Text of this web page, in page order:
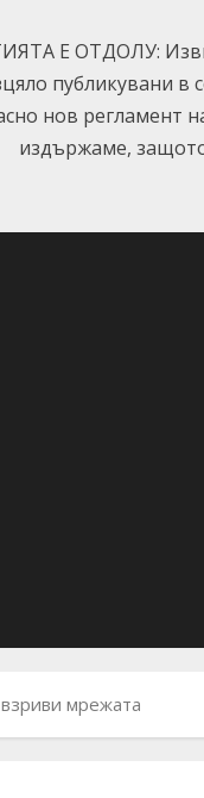
Е ОТДОЛУ:
публикувани в
нов регламент
издържаме,
мрежата